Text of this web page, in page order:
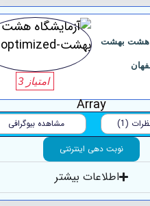
‏هشت ‏بهشت
امتیاز 3
Array
(1)
مشاهده بیوگرافی
نوبت دهی اینترنتی
اطلاعات بیشتر